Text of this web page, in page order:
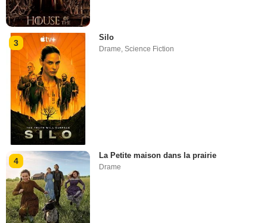
3
Silo
Drame ,Science Fiction
4
La Petite maison dans la prairie
Drame